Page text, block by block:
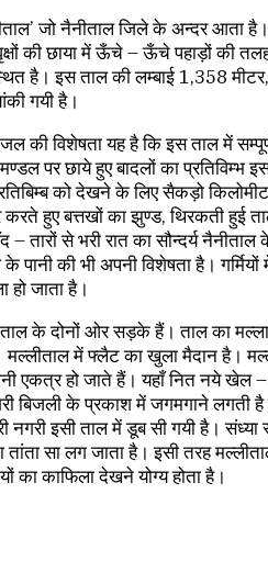
जो नैनीताल जिले के अन्दर आता
की छाया में ऊँचे – ऊँचे पहाड़ों की
है। इस ताल की लम्बाई 1,358
गयी है।
की विशेषता यह है कि इस ताल में सम्पूर्ण
पर छाये हुए बादलों का प्रतिविम्भ
को देखने के लिए सैकड़ो
करते हुए बत्तखों का झुण्ड, थिरकती हुई
तारों से भरी रात का सौन्दर्य
पानी की भी अपनी विशेषता है।
हो जाता है।
के दोनों ओर सड़के हैं। ताल का
में फ्लैट का खुला मैदान है।
एकत्र हो जाते हैं। यहाँ नित नये खेल
बिजली के प्रकाश में जगमगाने लगती
नगरी इसी ताल में डूब सी गयी है।
तांता सा लग जाता है। इसी तरह
का काफिला देखने योग्य होता है।